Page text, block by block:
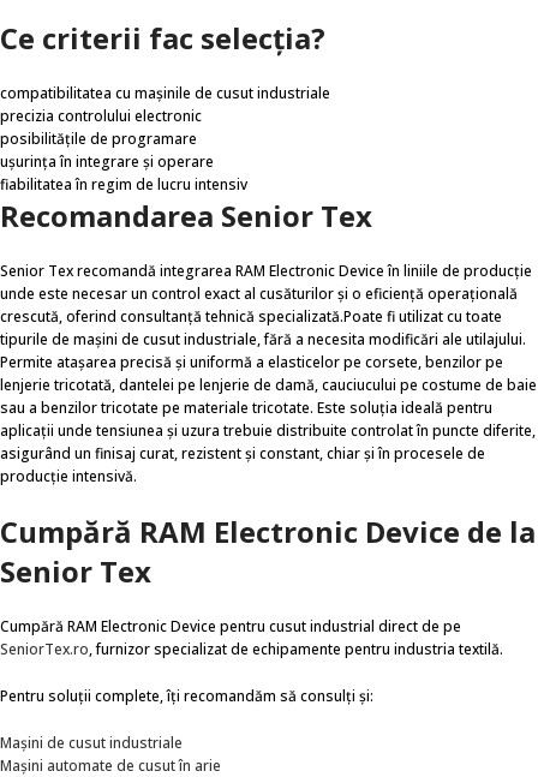
Ce criterii fac selecția?
compatibilitatea cu mașinile de cusut industriale
precizia controlului electronic
posibilitățile de programare
ușurința în integrare și operare
fiabilitatea în regim de lucru intensiv
Recomandarea Senior Tex
Senior Tex recomandă integrarea RAM Electronic Device în liniile de producție
unde este necesar un control exact al cusăturilor și o eficiență operațională
crescută, oferind consultanță tehnică specializată.Poate fi utilizat cu toate
tipurile de mașini de cusut industriale, fără a necesita modificări ale utilajului.
Permite atașarea precisă și uniformă a elasticelor pe corsete, benzilor pe
lenjerie tricotată, dantelei pe lenjerie de damă, cauciucului pe costume de baie
sau a benzilor tricotate pe materiale tricotate. Este soluția ideală pentru
aplicații unde tensiunea și uzura trebuie distribuite controlat în puncte diferite,
asigurând un finisaj curat, rezistent și constant, chiar și în procesele de
producție intensivă.
Cumpără RAM Electronic Device de la
Senior Tex
Cumpără RAM Electronic Device pentru cusut industrial direct de pe
SeniorTex.ro, furnizor specializat de echipamente pentru industria textilă.
Pentru soluții complete, îți recomandăm să consulți și:
Mașini de cusut industriale
Mașini automate de cusut în arie